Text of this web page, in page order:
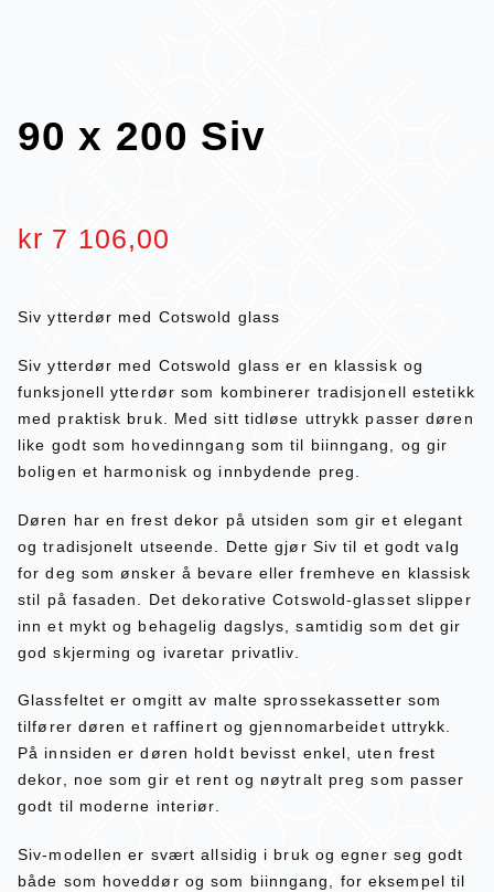
90 x 200 Siv
kr 7 106,00
Siv ytterdør med Cotswold glass
Siv ytterdør med Cotswold glass er en klassisk og
funksjonell ytterdør som kombinerer tradisjonell estetikk
med praktisk bruk. Med sitt tidløse uttrykk passer døren
like godt som hovedinngang som til biinngang, og gir
boligen et harmonisk og innbydende preg.
Døren har en frest dekor på utsiden som gir et elegant
og tradisjonelt utseende. Dette gjør Siv til et godt valg
for deg som ønsker å bevare eller fremheve en klassisk
stil på fasaden. Det dekorative Cotswold-glasset slipper
inn et mykt og behagelig dagslys, samtidig som det gir
god skjerming og ivaretar privatliv.
Glassfeltet er omgitt av malte sprossekassetter som
tilfører døren et raffinert og gjennomarbeidet uttrykk.
På innsiden er døren holdt bevisst enkel, uten frest
dekor, noe som gir et rent og nøytralt preg som passer
godt til moderne interiør.
Siv-modellen er svært allsidig i bruk og egner seg godt
både som hoveddør og som biinngang, for eksempel til